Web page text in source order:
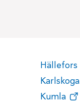
Hällefors
Karlskoga
Kumla